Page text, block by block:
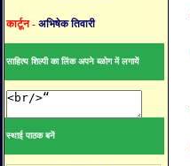
कार्टून - अभिषेक तिवारी
साहित्य शिल्पी का लिंक अपने ब्ळोग में लगायें
स्थाई पाठक बनें